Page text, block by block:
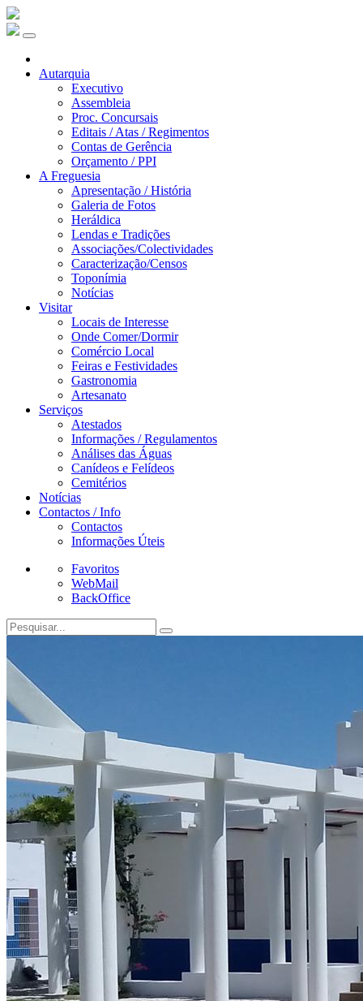
Autarquia
Executivo
Assembleia
Proc. Concursais
Editais / Atas / Regimentos
Contas de Gerência
Orçamento / PPI
A Freguesia
Apresentação / História
Galeria de Fotos
Heráldica
Lendas e Tradições
Associações/Colectividades
Caracterização/Censos
Toponímia
Notícias
Visitar
Locais de Interesse
Onde Comer/Dormir
Comércio Local
Feiras e Festividades
Gastronomia
Artesanato
Serviços
Atestados
Informações / Regulamentos
Análises das Águas
Canídeos e Felídeos
Cemitérios
Notícias
Contactos / Info
Contactos
Informações Úteis
Favoritos
WebMail
BackOffice